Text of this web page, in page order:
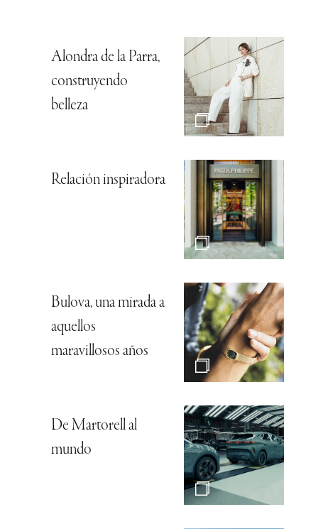
Alondra de la Parra,
construyendo
belleza
Relación inspiradora
Bulova, una mirada a
aquellos
maravillosos años
De Martorell al
mundo